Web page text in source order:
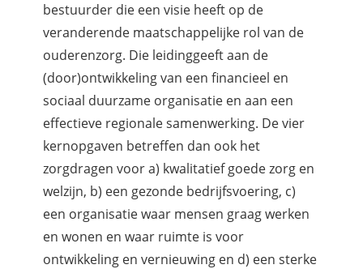
bestuurder die een visie heeft op de
veranderende maatschappelijke rol van de
ouderenzorg. Die leidinggeeft aan de
(door)ontwikkeling van een financieel en
sociaal duurzame organisatie en aan een
effectieve regionale samenwerking. De vier
kernopgaven betreffen dan ook het
zorgdragen voor a) kwalitatief goede zorg en
welzijn, b) een gezonde bedrijfsvoering, c)
een organisatie waar mensen graag werken
en wonen en waar ruimte is voor
ontwikkeling en vernieuwing en d) een sterke